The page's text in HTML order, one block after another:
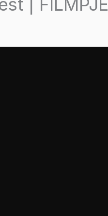
| FILMPJE